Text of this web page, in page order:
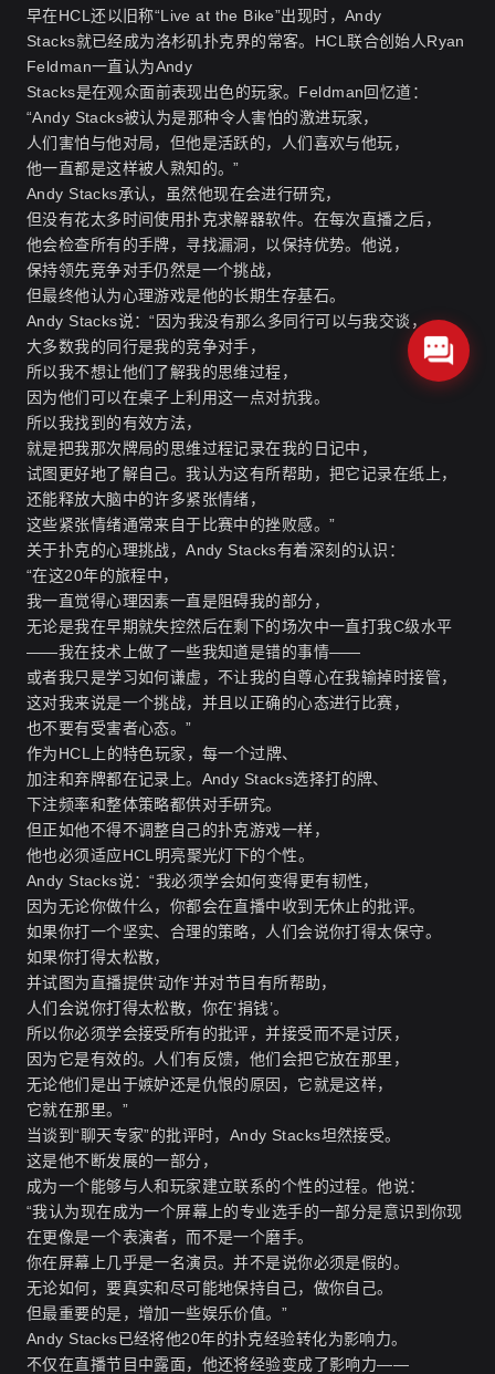
早在HCL还以旧称“Live at the Bike”出现时，Andy
Stacks就已经成为洛杉矶扑克界的常客。HCL联合创始人Ryan
Feldman一直认为Andy
Stacks是在观众面前表现出色的玩家。Feldman回忆道：
“Andy Stacks被认为是那种令人害怕的激进玩家，
人们害怕与他对局，但他是活跃的，人们喜欢与他玩，
他一直都是这样被人熟知的。”
Andy Stacks承认，虽然他现在会进行研究，
但没有花太多时间使用扑克求解器软件。在每次直播之后，
他会检查所有的手牌，寻找漏洞，以保持优势。他说，
保持领先竞争对手仍然是一个挑战，
但最终他认为心理游戏是他的长期生存基石。
Andy Stacks说：“因为我没有那么多同行可以与我交谈，
大多数我的同行是我的竞争对手，
所以我不想让他们了解我的思维过程，
因为他们可以在桌子上利用这一点对抗我。
所以我找到的有效方法，
就是把我那次牌局的思维过程记录在我的日记中，
试图更好地了解自己。我认为这有所帮助，把它记录在纸上，
还能释放大脑中的许多紧张情绪，
这些紧张情绪通常来自于比赛中的挫败感。”
关于扑克的心理挑战，Andy Stacks有着深刻的认识：
“在这20年的旅程中，
我一直觉得心理因素一直是阻碍我的部分，
无论是我在早期就失控然后在剩下的场次中一直打我C级水平
——我在技术上做了一些我知道是错的事情——
或者我只是学习如何谦虚，不让我的自尊心在我输掉时接管，
这对我来说是一个挑战，并且以正确的心态进行比赛，
也不要有受害者心态。”
作为HCL上的特色玩家，每一个过牌、
加注和弃牌都在记录上。Andy Stacks选择打的牌、
下注频率和整体策略都供对手研究。
但正如他不得不调整自己的扑克游戏一样，
他也必须适应HCL明亮聚光灯下的个性。
Andy Stacks说：“我必须学会如何变得更有韧性，
因为无论你做什么，你都会在直播中收到无休止的批评。
如果你打一个坚实、合理的策略，人们会说你打得太保守。
如果你打得太松散，
并试图为直播提供‘动作’并对节目有所帮助，
人们会说你打得太松散，你在‘捐钱’。
所以你必须学会接受所有的批评，并接受而不是讨厌，
因为它是有效的。人们有反馈，他们会把它放在那里，
无论他们是出于嫉妒还是仇恨的原因，它就是这样，
它就在那里。”
当谈到“聊天专家”的批评时，Andy Stacks坦然接受。
这是他不断发展的一部分，
成为一个能够与人和玩家建立联系的个性的过程。他说：
“我认为现在成为一个屏幕上的专业选手的一部分是意识到你现
在更像是一个表演者，而不是一个磨手。
你在屏幕上几乎是一名演员。并不是说你必须是假的。
无论如何，要真实和尽可能地保持自己，做你自己。
但最重要的是，增加一些娱乐价值。”
Andy Stacks已经将他20年的扑克经验转化为影响力。
不仅在直播节目中露面，他还将经验变成了影响力——